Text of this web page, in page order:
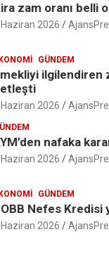
zam oranı belli
2026
GÜNDEM
ilgilendiren
2026
nafaka
2026
GÜNDEM
Nefes Kredisi
2026